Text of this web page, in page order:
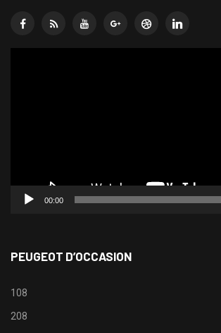
00:00
PEUGEOT D’OCCASION
108
208